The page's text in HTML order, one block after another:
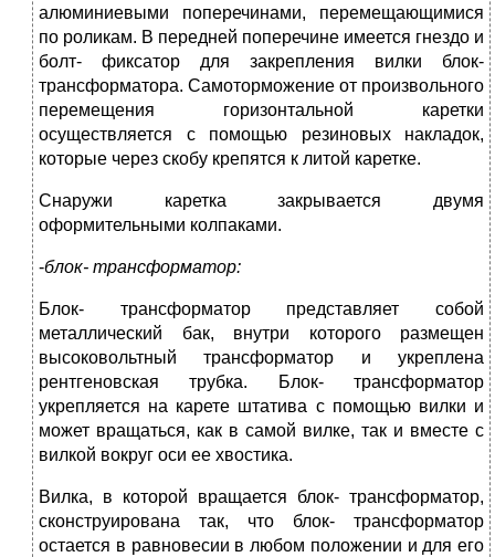
алюминиевыми поперечинами, перемещающимися
по роликам. В передней поперечине имеется гнездо и
болт- фиксатор для закрепления вилки блок-
трансформатора. Самоторможение от произвольного
перемещения горизонтальной каретки
осуществляется с помощью резиновых накладок,
которые через скобу крепятся к литой каретке.
Снаружи каретка закрывается двумя
оформительными колпаками.
-блок- трансформатор:
Блок- трансформатор представляет собой
металлический бак, внутри которого размещен
высоковольтный трансформатор и укреплена
рентгеновская трубка. Блок- трансформатор
укрепляется на карете штатива с помощью вилки и
может вращаться, как в самой вилке, так и вместе с
вилкой вокруг оси ее хвостика.
Вилка, в которой вращается блок- трансформатор,
сконструирована так, что блок- трансформатор
остается в равновесии в любом положении и для его